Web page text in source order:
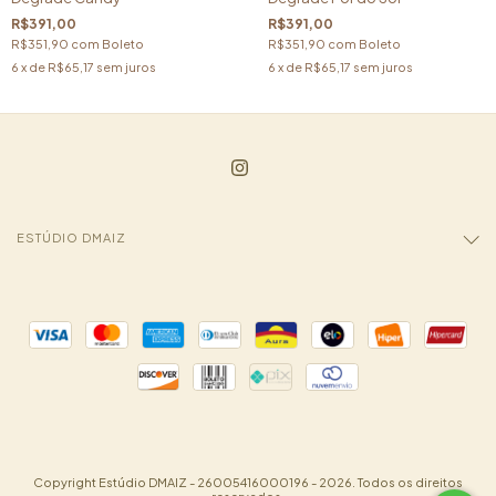
R$391,00
R$351,90 com Boleto
6 x de R$65,17 sem juros
R$391,00
R$351,90 com Boleto
6 x de R$65,17 sem juros
ESTÚDIO DMAIZ
Copyright Estúdio DMAIZ - 26005416000196 - 2026. Todos os direitos